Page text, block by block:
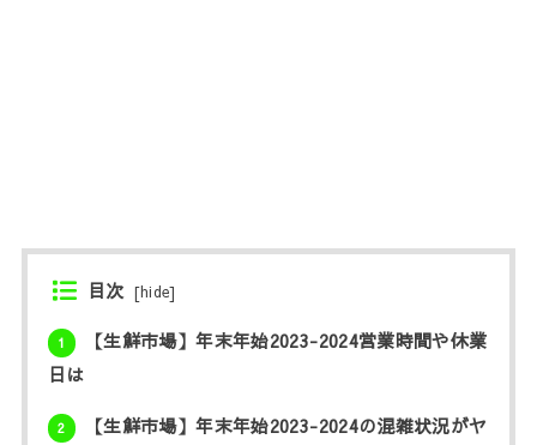
目次 [hide]
1
【生鮮市場】年末年始2023-2024営業時間や休業
日は
2
【生鮮市場】年末年始2023-2024の混雑状況がヤ